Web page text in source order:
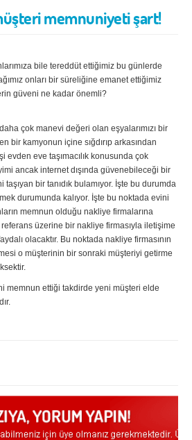
memnuniyeti şart!
bile tereddüt ettiğimiz bu günlerde
onları bir süreliğine emanet ettiğimiz
güveni ne kadar önemli?
çok manevi değeri olan eşyalarımızı bir
bir kamyonun içine sığdırıp arkasından
evden eve taşımacılık konusunda çok
ancak internet dışında güvenebileceği bir
taşıyan bir tanıdık bulamıyor. İşte bu durumda
durumunda kalıyor. İşte bu noktada evini
memnun olduğu nakliye firmalarına
üzerine bir nakliye firmasıyla iletişime
olacaktır. Bu noktada nakliye firmasının
o müşterinin bir sonraki müşteriyi getirme
memnun ettiği takdirde yeni müşteri elde